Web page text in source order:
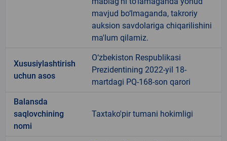
mavjud bo‘lmaganda, takroriy
auksion savdolariga chiqarilishini
ma'lum qilamiz.
Xususiylashtirish
uchun asos
O‘zbekiston Respublikasi
Prezidentining 2022-yil 18-
martdagi PQ-168-son qarori
Balansda
saqlovchining
nomi
Taxtako'pir tumani hokimligi